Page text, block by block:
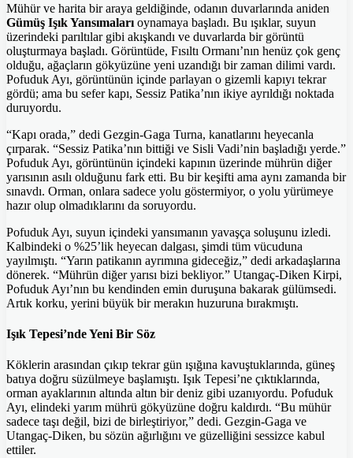
Mühür ve harita bir araya geldiğinde, odanın duvarlarında aniden
Gümüş Işık Yansımaları oynamaya başladı. Bu ışıklar, suyun
üzerindeki parıltılar gibi akışkandı ve duvarlarda bir görüntü
oluşturmaya başladı. Görüntüde, Fısıltı Ormanı’nın henüz çok genç
olduğu, ağaçların gökyüzüne yeni uzandığı bir zaman dilimi vardı.
Pofuduk Ayı, görüntünün içinde parlayan o gizemli kapıyı tekrar
gördü; ama bu sefer kapı, Sessiz Patika’nın ikiye ayrıldığı noktada
duruyordu.
“Kapı orada,” dedi Gezgin-Gaga Turna, kanatlarını heyecanla
çırparak. “Sessiz Patika’nın bittiği ve Sisli Vadi’nin başladığı yerde.”
Pofuduk Ayı, görüntünün içindeki kapının üzerinde mührün diğer
yarısının asılı olduğunu fark etti. Bu bir keşifti ama aynı zamanda bir
sınavdı. Orman, onlara sadece yolu göstermiyor, o yolu yürümeye
hazır olup olmadıklarını da soruyordu.
Pofuduk Ayı, suyun içindeki yansımanın yavaşça soluşunu izledi.
Kalbindeki o %25’lik heyecan dalgası, şimdi tüm vücuduna
yayılmıştı. “Yarın patikanın ayrımına gideceğiz,” dedi arkadaşlarına
dönerek. “Mührün diğer yarısı bizi bekliyor.” Utangaç-Diken Kirpi,
Pofuduk Ayı’nın bu kendinden emin duruşuna bakarak gülümsedi.
Artık korku, yerini büyük bir merakın huzuruna bırakmıştı.
Işık Tepesi’nde Yeni Bir Söz
Köklerin arasından çıkıp tekrar gün ışığına kavuştuklarında, güneş
batıya doğru süzülmeye başlamıştı. Işık Tepesi’ne çıktıklarında,
orman ayaklarının altında altın bir deniz gibi uzanıyordu. Pofuduk
Ayı, elindeki yarım mührü gökyüzüne doğru kaldırdı. “Bu mühür
sadece taşı değil, bizi de birleştiriyor,” dedi. Gezgin-Gaga ve
Utangaç-Diken, bu sözün ağırlığını ve güzelliğini sessizce kabul
ettiler.